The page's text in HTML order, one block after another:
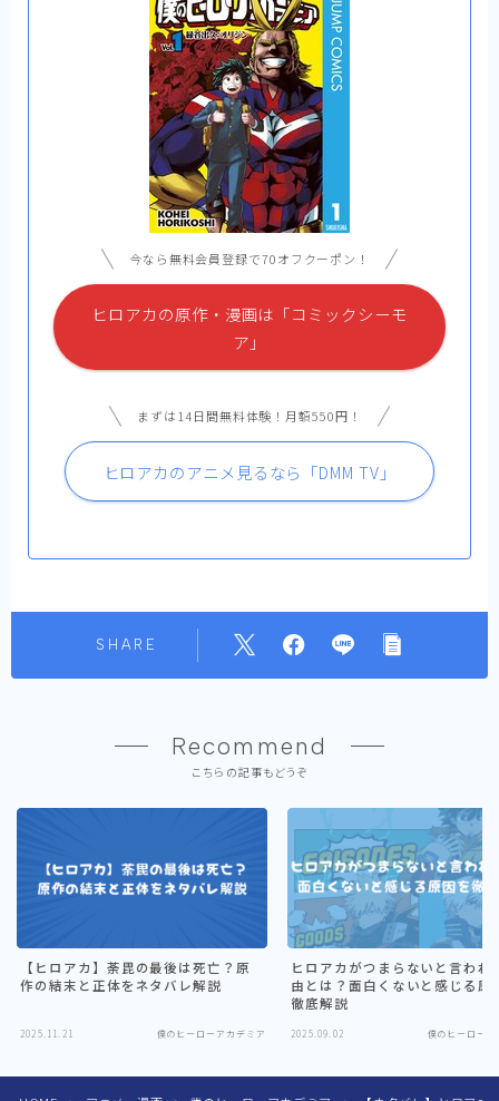
今なら無料会員登録で70オフクーポン！
ヒロアカの原作・漫画は「コミックシーモ
ア」
まずは14日間無料体験！月額550円！
ヒロアカのアニメ見るなら「DMM TV」
SHARE
Recommend
こちらの記事もどうぞ
【ヒロアカ】荼毘の最後は死亡？原
作の結末と正体をネタバレ解説
2025.11.21 僕のヒーローアカデミア
ヒロアカがつまらないと言われ
由とは？面白くないと感じる原
徹底解説
2025.09.02 僕のヒーロー